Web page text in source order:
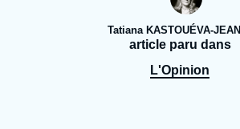
Se connecter
Tatiana KASTOUÉVA-JEAN
article paru dans
L'Opinion